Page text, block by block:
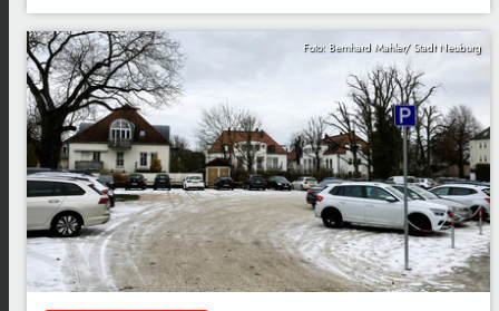
Foto: Bernhard Mahler/ Stadt Neuburg